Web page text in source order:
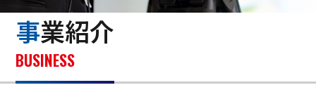
事業紹介
BUSINESS